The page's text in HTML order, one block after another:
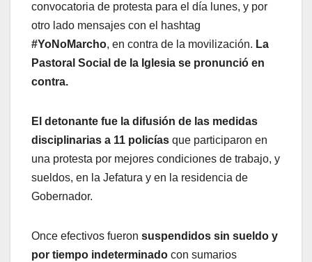
convocatoria de protesta para el día lunes, y por
otro lado mensajes con el hashtag
#YoNoMarcho, en contra de la movilización. La
Pastoral Social de la Iglesia se pronunció en
contra.
El detonante fue la difusión de las medidas
disciplinarias a 11 policías que participaron en
una protesta por mejores condiciones de trabajo, y
sueldos, en la Jefatura y en la residencia de
Gobernador.
Once efectivos fueron suspendidos sin sueldo y
por tiempo indeterminado con sumarios